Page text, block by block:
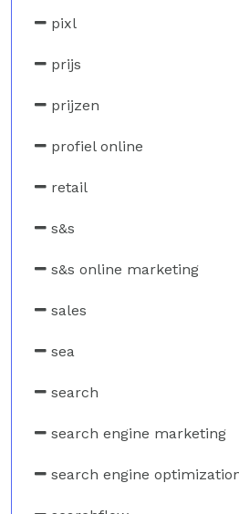
pixl
prijs
prijzen
profiel online
retail
s&s
s&s online marketing
sales
sea
search
search engine marketing
search engine